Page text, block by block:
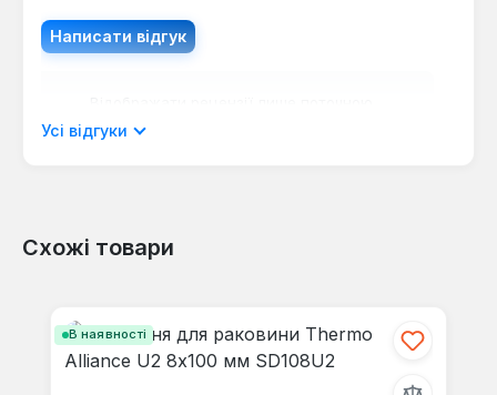
Написати відгук
мовою.
Відгуків не знайдено. Поділіться
Усі відгуки
Схожі товари
В наявності